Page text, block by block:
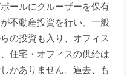
ールにクルーザーを保有
不動産投資を行い、一般
の投資も入り、オフィス
住宅・オフィスの供給は
かありません。過去、も